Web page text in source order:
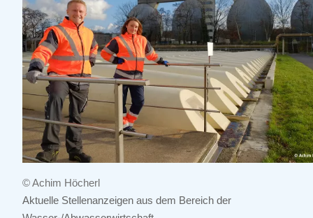
© Achim Höcherl
Aktuelle Stellenanzeigen aus dem Bereich der